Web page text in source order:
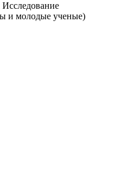
и молодые ученые)